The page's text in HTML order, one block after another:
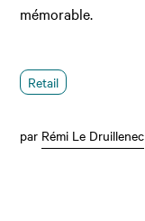
mémorable.
Retail
par Rémi Le Druillenec